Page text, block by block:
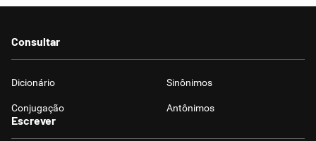
Consultar
Dicionário Sinônimos
Conjugação Antônimos
Escrever